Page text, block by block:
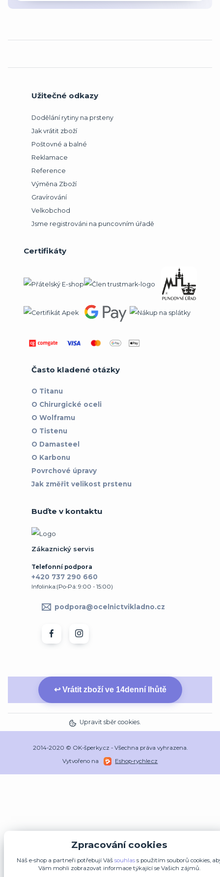
Užitečné odkazy
Dodělání rytiny na prsteny
Jak vrátit zboží
Poštovné a balné
Reklamace
Reference
Výměna Zboží
Gravírování
Velkobchod
Jsme registrováni na puncovním úřadě
Certifikáty
Často kladené otázky
O Titanu
O Chirurgické oceli
O Wolframu
O Tistenu
O Damasteel
O Karbonu
Povrchové úpravy
Jak změřit velikost prstenu
Buďte v kontaktu
Zákaznický servis
Telefonní podpora
+420 737 290 660
Infolinka:(Po-Pá: 9:00 - 15:00)
podpora@ocelnictvikladno.cz
↩ Vrátit zboží ve 14denní lhůtě
Upravit sběr cookies.
2014-2020 © OK-šperky.cz - Všechna práva vyhrazena.
Vytvořeno na
Eshop-rychle.cz
Zpracování cookies
Náš e-shop a partneři potřebují Váš souhlass použitím souborů cookies,
Vám mohli zobrazovat informace týkající se Vašich zájmů.